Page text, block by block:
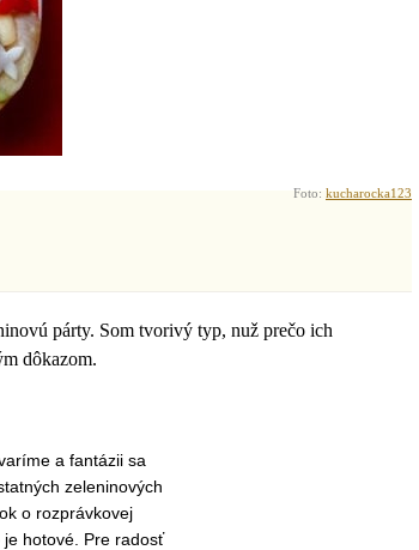
Foto: kucharocka123
párty. Som tvorivý typ, nuž prečo ich
dôkazom.
a fantázii sa
zeleninových
o rozprávkovej
je hotové. Pre radosť